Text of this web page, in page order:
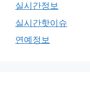
실시간정보
실시간핫이슈
연예정보